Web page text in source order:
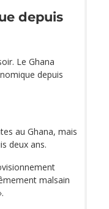
depuis
Le Ghana
depuis
au Ghana, mais
deux ans.
malsain